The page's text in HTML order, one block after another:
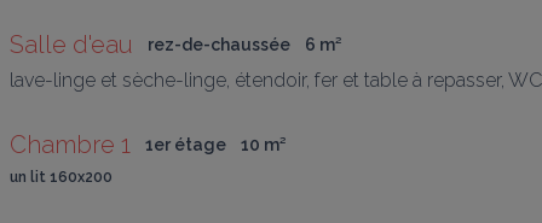
Salle d'eau rez-de-chaussée 6 m²
lave-linge et sèche-linge, étendoir, fer et table à repasser,
Chambre 1 1er étage 10 m²
un lit 160x200